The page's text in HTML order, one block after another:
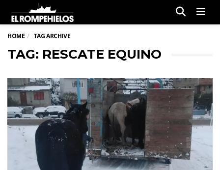
HOME TAG ARCHIVE
TAG: RESCATE EQUINO